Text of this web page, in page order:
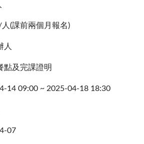
(課前兩個月報名)
人
點及完課證明
14 09:00 ~ 2025-04-18 18:30
07